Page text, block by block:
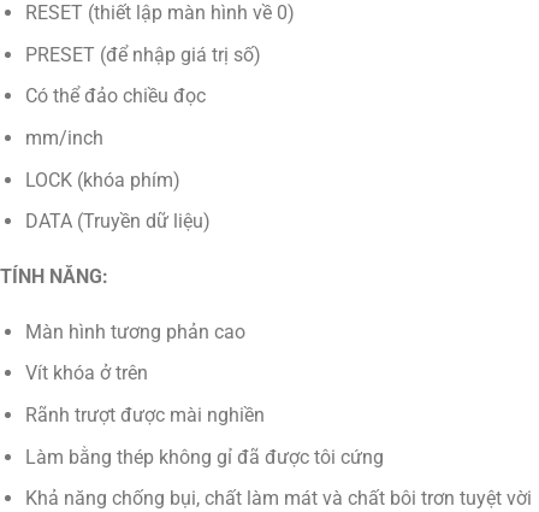
RESET (thiết lập màn hình về 0)
PRESET (để nhập giá trị số)
Có thể đảo chiều đọc
mm/inch
LOCK (khóa phím)
DATA (Truyền dữ liệu)
TÍNH NĂNG:
Màn hình tương phản cao
Vít khóa ở trên
Rãnh trượt được mài nghiền
Làm bằng thép không gỉ đã được tôi cứng
Khả năng chống bụi, chất làm mát và chất bôi trơn tuyệt vời